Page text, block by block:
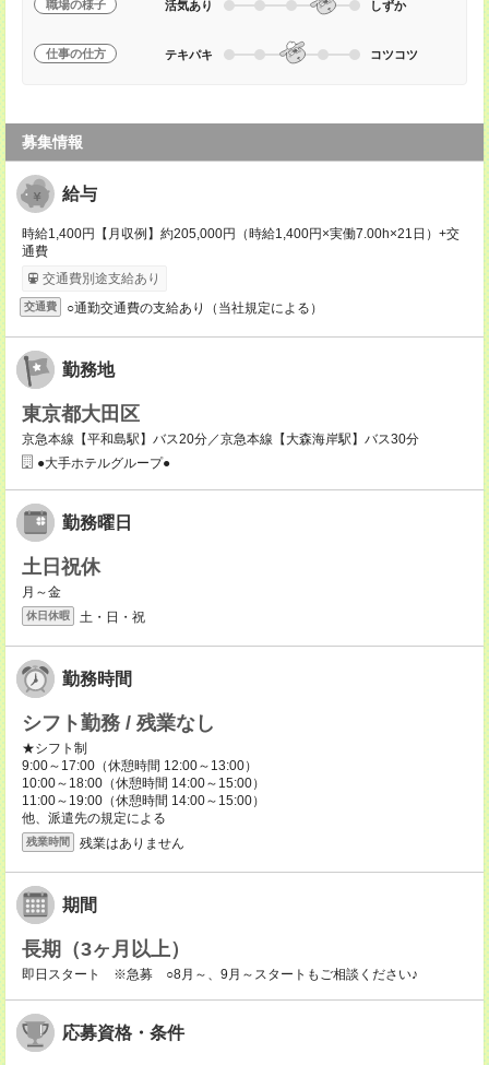
職場の様子 活気あり しずか
仕事の仕方 テキパキ コツコツ
募集情報
給与
時給1,400円【月収例】約205,000円（時給1,400円×実働7.00h×21日）+交
通費
交通費別途支給あり
交通費 ○通勤交通費の支給あり（当社規定による）
勤務地
東京都大田区
京急本線【平和島駅】バス20分／京急本線【大森海岸駅】バス30分
●大手ホテルグループ●
勤務曜日
土日祝休
月～金
休日休暇 土・日・祝
勤務時間
シフト勤務 / 残業なし
★シフト制
9:00～17:00（休憩時間 12:00～13:00）
10:00～18:00（休憩時間 14:00～15:00）
11:00～19:00（休憩時間 14:00～15:00）
他、派遣先の規定による
残業時間 残業はありません
期間
長期（3ヶ月以上）
即日スタート ※急募 ○8月～、9月～スタートもご相談ください♪
応募資格・条件